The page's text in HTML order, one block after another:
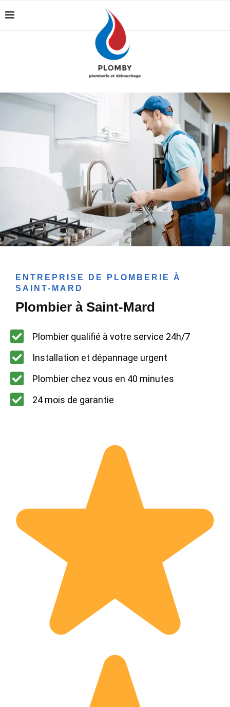
ENTREPRISE DE PLOMBERIE À
SAINT-MARD
Plombier à Saint-Mard
Plombier qualifié à votre service 24h/7
Installation et dépannage urgent
Plombier chez vous en 40 minutes
24 mois de garantie